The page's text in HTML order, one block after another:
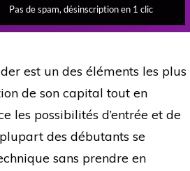
est un des éléments les plus
de son capital tout en
les possibilités d’entrée et de
des débutants se
sans prendre en